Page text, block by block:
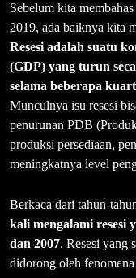
Sebelum kita
2019, ada baiknya kita
Resesi adalah suatu
(GDP) yang turun
selama beberapa
Munculnya isu resesi
penurunan PDB
produksi persediaan,
meningkatnya level
Berkaca dari tahun-
kali mengalami resesi
dan 2007. Resesi yang
didorong oleh